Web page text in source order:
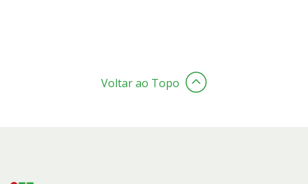
Voltar ao Topo